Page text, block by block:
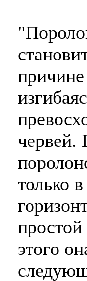
причине
червей.
только
этого